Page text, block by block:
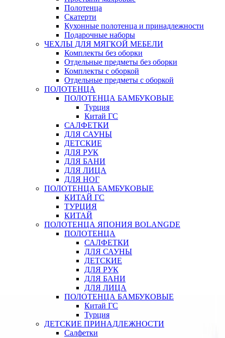
Полотенца
Скатерти
Кухонные полотенца и принадлежности
Подарочные наборы
ЧЕХЛЫ ДЛЯ МЯГКОЙ МЕБЕЛИ
Комплекты без оборки
Отдельные предметы без оборки
Комплекты с оборкой
Отдельные предметы с оборкой
ПОЛОТЕНЦА
ПОЛОТЕНЦА БАМБУКОВЫЕ
Турция
Китай ГС
САЛФЕТКИ
ДЛЯ САУНЫ
ДЕТСКИЕ
ДЛЯ РУК
ДЛЯ БАНИ
ДЛЯ ЛИЦА
ДЛЯ НОГ
ПОЛОТЕНЦА БАМБУКОВЫЕ
КИТАЙ ГС
ТУРЦИЯ
КИТАЙ
ПОЛОТЕНЦА ЯПОНИЯ BOLANGDE
ПОЛОТЕНЦА
САЛФЕТКИ
ДЛЯ САУНЫ
ДЕТСКИЕ
ДЛЯ РУК
ДЛЯ БАНИ
ДЛЯ ЛИЦА
ПОЛОТЕНЦА БАМБУКОВЫЕ
Китай ГС
Турция
ДЕТСКИЕ ПРИНАДЛЕЖНОСТИ
Салфетки